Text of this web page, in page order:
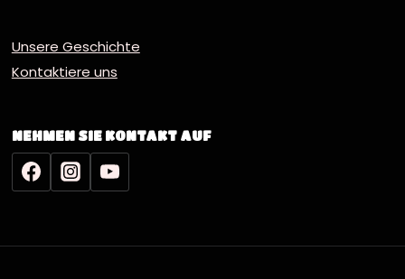
Unsere Geschichte
Kontaktiere uns
NEHMEN SIE KONTAKT AUF